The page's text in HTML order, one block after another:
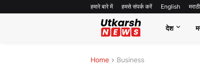
हमारे बारे में हमसे संपर्क करें English मराठी
देश
Home Business